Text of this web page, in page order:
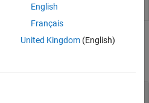
decision trees for regression
boosting
English
Français
United Kingdom(English)